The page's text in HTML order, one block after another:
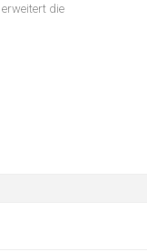
erweitert die